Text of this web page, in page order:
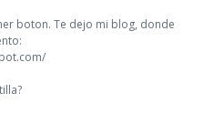
boton. Te dejo mi blog, donde